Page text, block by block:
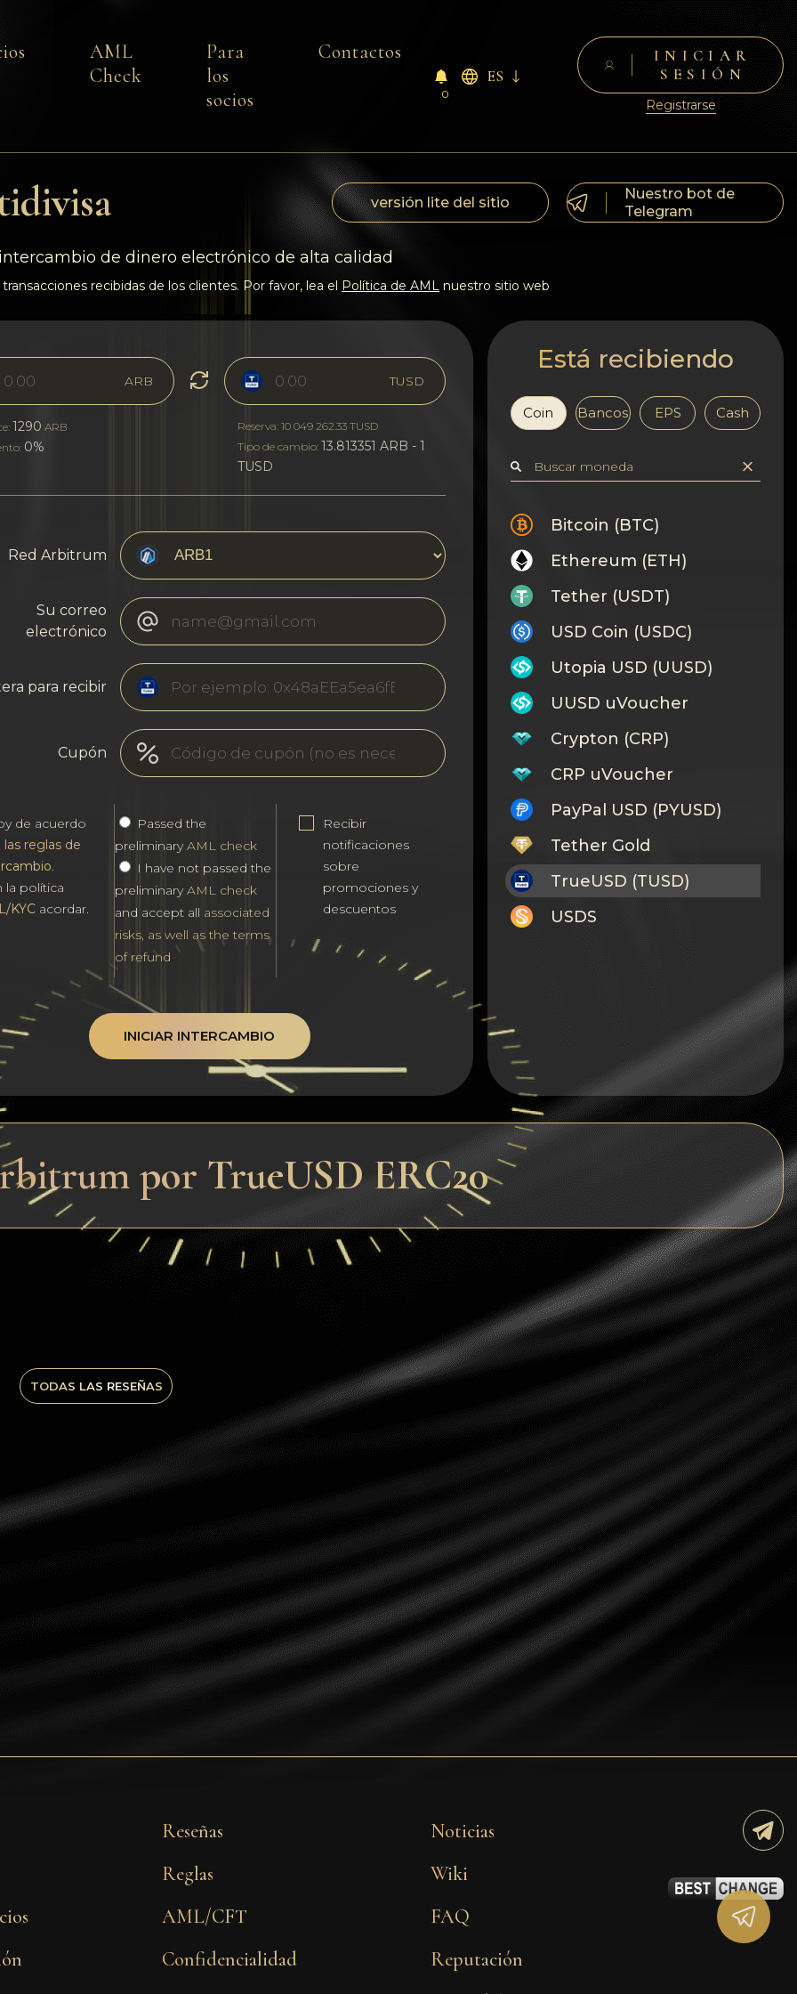
AML
Check
Para
los
socios
Contactos
0
ES
INICIAR
SESIÓN
Registrarse
versión lite del sitio
Nuestro bot de
Telegram
de dinero electrónico de alta calidad
recibidas de los clientes. Por favor, lea el Política de AML nuestro sitio web
ARB
1290 ARB
0%
TUSD
Reserva: 10 049 262.33 TUSD
Tipo de cambio: 13.813351 ARB - 1
TUSD
Red Arbitrum
Su correo
electrónico
para recibir
Cupón
de acuerdo
las reglas de
.
la política
KYC acordar.
Passed the
preliminaryAML check
I have not passed the
preliminaryAML check
and accept all associated
risks, as well as the terms
of refund
Recibir
notificaciones
sobre
promociones y
descuentos
INICIAR INTERCAMBIO
Está recibiendo
Coin Bancos EPS Cash
Bitcoin (BTC)
Ethereum (ETH)
Tether (USDT)
USD Coin (USDC)
Utopia USD (UUSD)
UUSD uVoucher
Crypton (CRP)
CRP uVoucher
PayPal USD (PYUSD)
Tether Gold
TrueUSD (TUSD)
USDS
Notcoin (NOT)
BNB BEP20
Dash
Solana
Polygon (POL)
Ethereum classic (ETC)
Cardano (ADA)
Bitcoin Cash
Bitcoin SV (BSV)
Arbitrum
Optimism (OP)
Cosmos (ATOM)
Tezos
Avalanche (AVAX)
por TrueUSD ERC20
TODAS LAS RESEÑAS
Reseñas
Reglas
AML/CFT
Confidencialidad
Noticias
Wiki
FAQ
Reputación